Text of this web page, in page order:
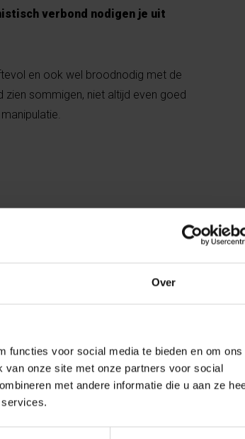
Over
functies voor social media te bieden en om ons
onze site met onze partners voor social
met andere informatie die u aan ze
verbond nodigen je uit
en ook wel broodnodig met de
sommigen, niet altijd even goed
Oostende en Brussel